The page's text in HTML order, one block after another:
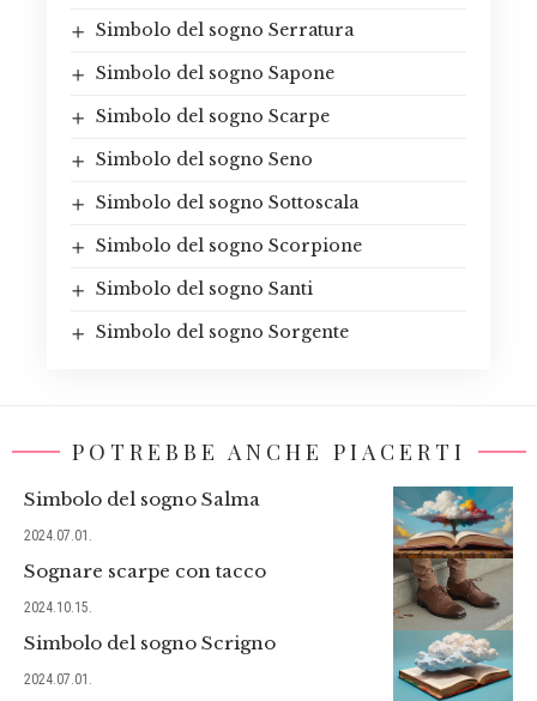
Simbolo del sogno Serratura
Simbolo del sogno Sapone
Simbolo del sogno Scarpe
Simbolo del sogno Seno
Simbolo del sogno Sottoscala
Simbolo del sogno Scorpione
Simbolo del sogno Santi
Simbolo del sogno Sorgente
POTREBBE ANCHE PIACERTI
Simbolo del sogno Salma
2024.07.01.
Sognare scarpe con tacco
2024.10.15.
Simbolo del sogno Scrigno
2024.07.01.